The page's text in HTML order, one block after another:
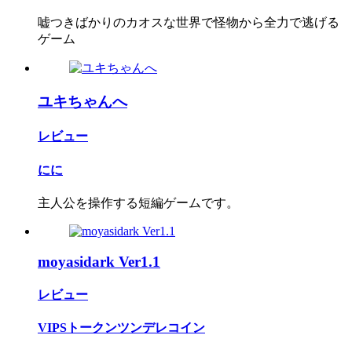
嘘つきばかりのカオスな世界で怪物から全力で逃げる
ゲーム
ユキちゃんへ
レビュー
にに
主人公を操作する短編ゲームです。
moyasidark Ver1.1
レビュー
VIPSトークンツンデレコイン